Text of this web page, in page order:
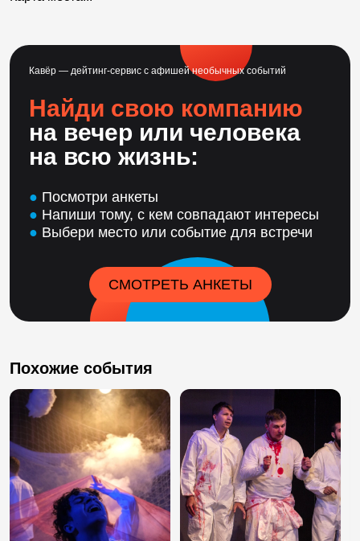
Кавёр — дейтинг-сервис с афишей необычных событий
Найди свою компанию
на вечер или человека
на всю жизнь:
● Посмотри анкеты
● Напиши тому, с кем совпадают интересы
● Выбери место или событие для встречи
СМОТРЕТЬ АНКЕТЫ
Похожие события